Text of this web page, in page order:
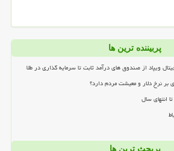
پربیننده ترین ها
ویپاد از صندوق های درآمد ثابت تا سرمایه گذاری در طلا
انتهای سال
پربحث ترین ها